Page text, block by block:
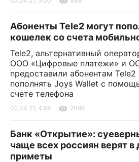
Абоненты Tele2 могут
кошелек со счета
Tele2, альтернативный
ООО «Цифровые платежи» и
предоставили абонентам
пополнять Joys Wallet с
счете телефона
02.04.21, 4:59 2096
Банк «Открытие»:
чаще всех россиян верят
приметы